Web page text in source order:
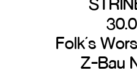
Folk’s
Z-Bau